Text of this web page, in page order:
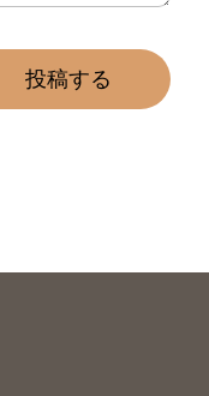
投稿する